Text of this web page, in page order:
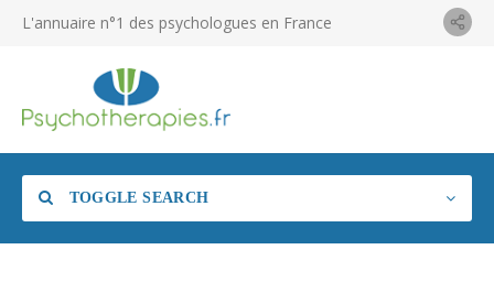
L'annuaire n°1 des psychologues en France
TOGGLE SEARCH